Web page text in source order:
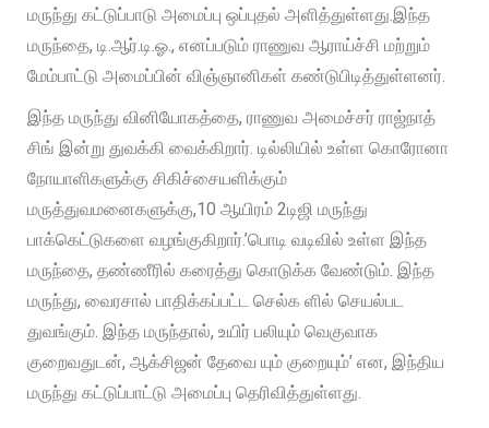
மருந்து கட்டுப்பாடு அமைப்பு ஒப்புதல் அளித்துள்ளது.இந்த
மருந்தை, டி.ஆர்.டி.ஓ., எனப்படும் ராணுவ ஆராய்ச்சி மற்றும்
மேம்பாட்டு அமைப்பின் விஞ்ஞானிகள் கண்டுபிடித்துள்ளனர்.
இந்த மருந்து வினியோகத்தை, ராணுவ அமைச்சர் ராஜ்நாத்
சிங் இன்று துவக்கி வைக்கிறார். டில்லியில் உள்ள கொரோனா
நோயாளிகளுக்கு சிகிச்சையளிக்கும்
மருத்துவமனைகளுக்கு,10 ஆயிரம் 2டிஜி மருந்து
பாக்கெட்டுகளை வழங்குகிறார்.’பொடி வடிவில் உள்ள இந்த
மருந்தை, தண்ணீரில் கரைத்து கொடுக்க வேண்டும். இந்த
மருந்து, வைரசால் பாதிக்கப்பட்ட செல்க ளில் செயல்பட
துவங்கும். இந்த மருந்தால், உயிர் பலியும் வெகுவாக
குறைவதுடன், ஆக்சிஜன் தேவை யும் குறையும்’ என, இந்திய
மருந்து கட்டுப்பாட்டு அமைப்பு தெரிவித்துள்ளது.